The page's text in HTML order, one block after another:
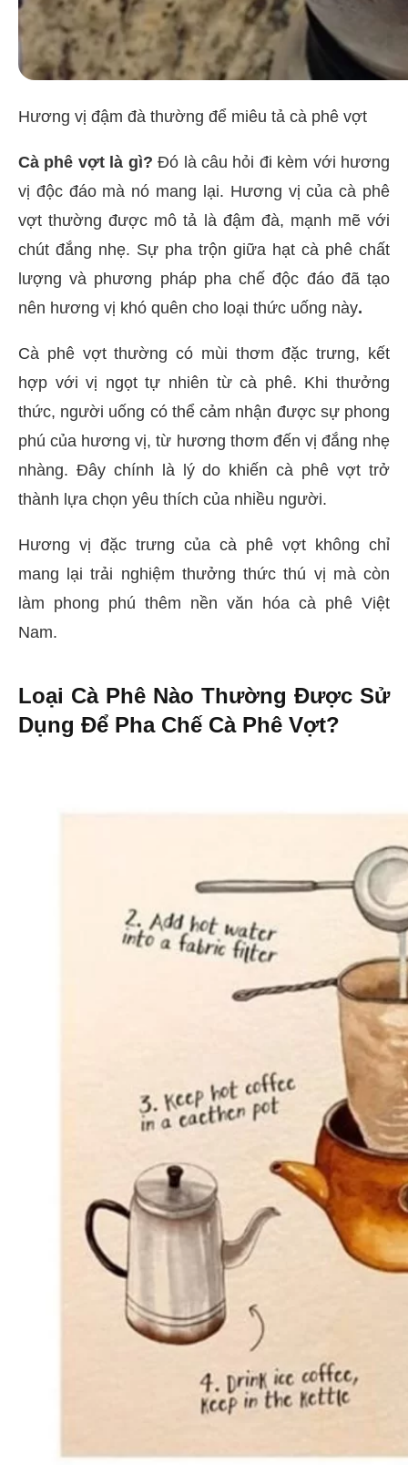
Hương vị đậm đà thường để miêu tả cà phê vợt
Cà phê vợt là gì?Đó là câu hỏi đi kèm với hương
vị độc đáo mà nó mang lại. Hương vị của cà phê
vợt thường được mô tả là đậm đà, mạnh mẽ với
chút đắng nhẹ. Sự pha trộn giữa hạt cà phê chất
lượng và phương pháp pha chế độc đáo đã tạo
nên hương vị khó quên cho loại thức uống này.
Cà phê vợt thường có mùi thơm đặc trưng, kết
hợp với vị ngọt tự nhiên từ cà phê. Khi thưởng
thức, người uống có thể cảm nhận được sự phong
phú của hương vị, từ hương thơm đến vị đắng nhẹ
nhàng. Đây chính là lý do khiến cà phê vợt trở
thành lựa chọn yêu thích của nhiều người.
Hương vị đặc trưng của cà phê vợt không chỉ
mang lại trải nghiệm thưởng thức thú vị mà còn
làm phong phú thêm nền văn hóa cà phê Việt
Nam.
Loại Cà Phê Nào Thường Được Sử
Dụng Để Pha Chế Cà Phê Vợt?